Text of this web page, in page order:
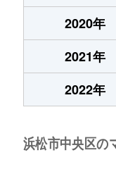
2020年
2021年
2022年